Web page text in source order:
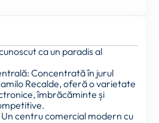
ca un paradis al
Concentrată în jurul
Recalde, oferă o varietate
îmbrăcăminte și
Un centru comercial modern cu